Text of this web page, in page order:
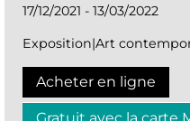
17/12/2021 - 13/03/2022
Exposition|Art
Acheter en ligne